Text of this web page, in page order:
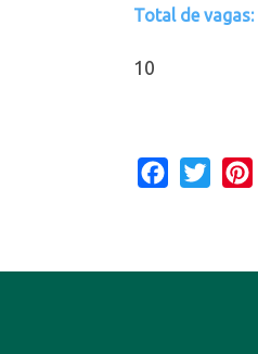
Total de vagas:
10
Facebook
Twitter